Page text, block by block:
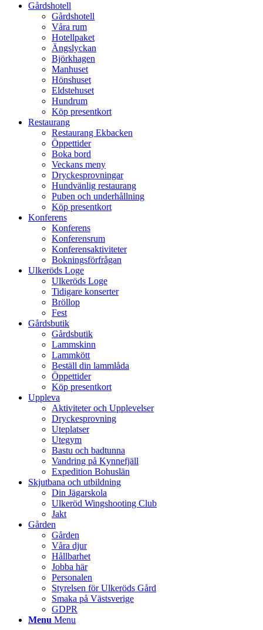
Gårdshotell
Gårdshotell
Våra rum
Hotellpaket
Ängslyckan
Björkhagen
Manhuset
Hönshuset
Eldstehuset
Hundrum
Köp presentkort
Restaurang
Restaurang Ekbacken
Öppettider
Boka bord
Veckans meny
Dryckesprovningar
Hundvänlig restaurang
Puben och underhållning
Köp presentkort
Konferens
Konferens
Konferensrum
Konferensaktiviteter
Bokningsförfrågan
Ulkeröds Loge
Ulkeröds Loge
Tidigare konserter
Bröllop
Fest
Gårdsbutik
Gårdsbutik
Lammskinn
Lammkött
Beställ din lammlåda
Öppettider
Köp presentkort
Uppleva
Aktiviteter och Upplevelser
Dryckesprovning
Uteplatser
Utegym
Bastu och badtunna
Vandring på Kynnefjäll
Expedition Bohuslän
Skjutbana och utbildning
Din Jägarskola
Ulkeröd Wingshooting Club
Jakt
Gården
Gården
Våra djur
Hållbarhet
Jobba här
Personalen
Styrelsen för Ulkeröds Gård
Smaka på Västsverige
GDPR
Menu Menu